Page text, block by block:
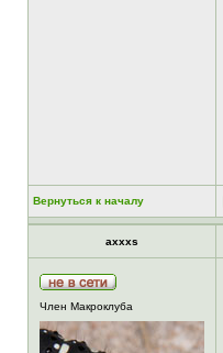
Вернуться к началу
axxxs
Член Макроклуба